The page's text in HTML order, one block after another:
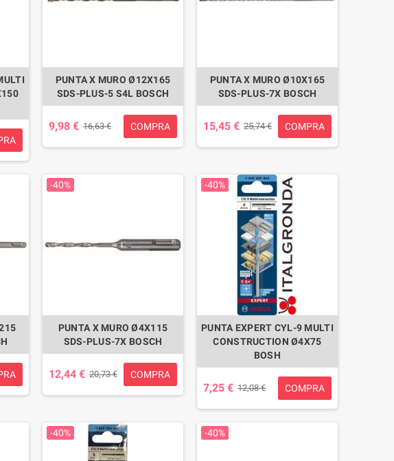
PUNTA X MURO Ø12X165
SDS-PLUS-5 S4L BOSCH
9,98 € 16,63 € COMPRA
PUNTA X MURO Ø10X165
SDS-PLUS-7X BOSCH
15,45 € 25,74 € COMPRA
-40%
PUNTA X MURO Ø4X115
SDS-PLUS-7X BOSCH
12,44 € 20,73 € COMPRA
-40%
PUNTA EXPERT CYL-9 MULTI
CONSTRUCTION Ø4X75
BOSH
7,25 € 12,08 € COMPRA
-40% -40%